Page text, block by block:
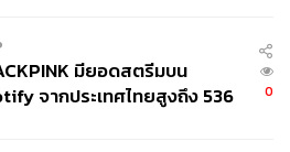
ช่วงนี้
างด้านกฎเกณฑ์การดูแลและ
ข้องกับ AI ที่ทั้งกังวลและกลัวว่า
มียอดสตรีมบน
จากประเทศไทยสูงถึง 536
0